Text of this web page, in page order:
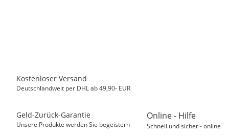
Kostenloser Versand
Deutschlandweit per DHL ab 49,90- EUR
Geld-Zurück-Garantie
Unsere Produkte werden Sie begeistern
Online - Hilfe
Schnell und sicher - online